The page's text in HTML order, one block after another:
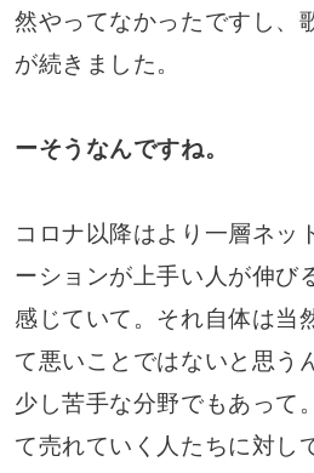
然やってなかったですし、
が続きました。
ーそうなんですね。
コロナ以降はより一層ネッ
ーションが上手い人が伸び
感じていて。それ自体は当
て悪いことではないと思う
少し苦手な分野でもあって
て売れていく人たちに対し